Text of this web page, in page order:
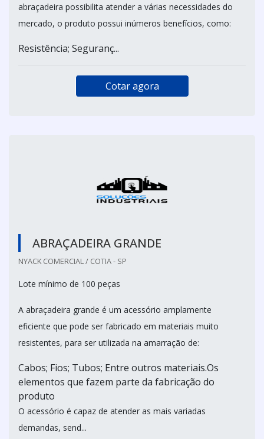
abraçadeira possibilita atender a várias necessidades do
mercado, o produto possui inúmeros benefícios, como:
Resistência; Seguranç...
Cotar agora
ABRAÇADEIRA GRANDE
NYACK COMERCIAL / COTIA - SP
Lote mínimo de 100 peças
A abraçadeira grande é um acessório amplamente
eficiente que pode ser fabricado em materiais muito
resistentes, para ser utilizada na amarração de:
Cabos; Fios; Tubos; Entre outros materiais.Os
elementos que fazem parte da fabricação do
produto
O acessório é capaz de atender as mais variadas
demandas, send...